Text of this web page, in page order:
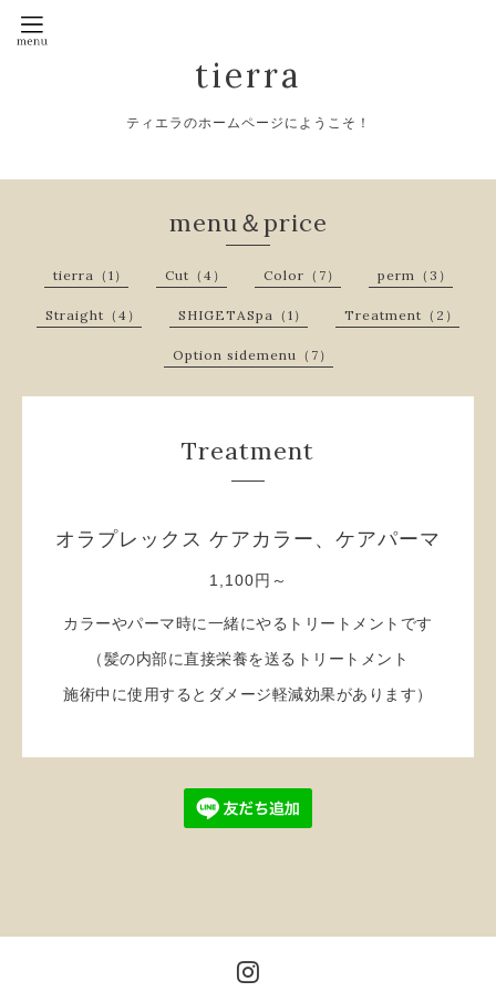
tierra
ティエラのホームページにようこそ！
menu＆price
tierra（1） Cut（4） Color（7） perm（3）
Straight（4） SHIGETASpa（1） Treatment（2）
Option sidemenu（7）
Treatment
オラプレックス ケアカラー、ケアパーマ
1,100円～
カラーやパーマ時に一緒にやるトリートメントです
（髪の内部に直接栄養を送るトリートメント
施術中に使用するとダメージ軽減効果があります）